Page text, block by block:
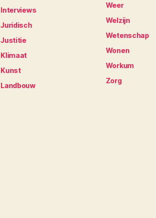
Interviews
Juridisch
Justitie
Klimaat
Kunst
Landbouw
Weer
Welzijn
Wetenschap
Wonen
Workum
Zorg